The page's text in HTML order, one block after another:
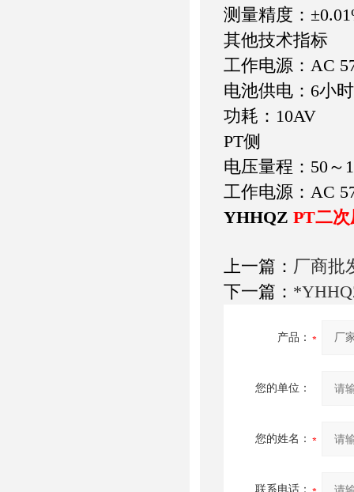
测量精度：
其他技术指标
工作电源：AC
电池供电：6小时
功耗：10AV
PT侧
电压量程：50～
工作电源：AC
YHHQZ PT二
上一篇： 厂商批
下一篇：
产品：
您的单位：
您的姓名：
联系电话：